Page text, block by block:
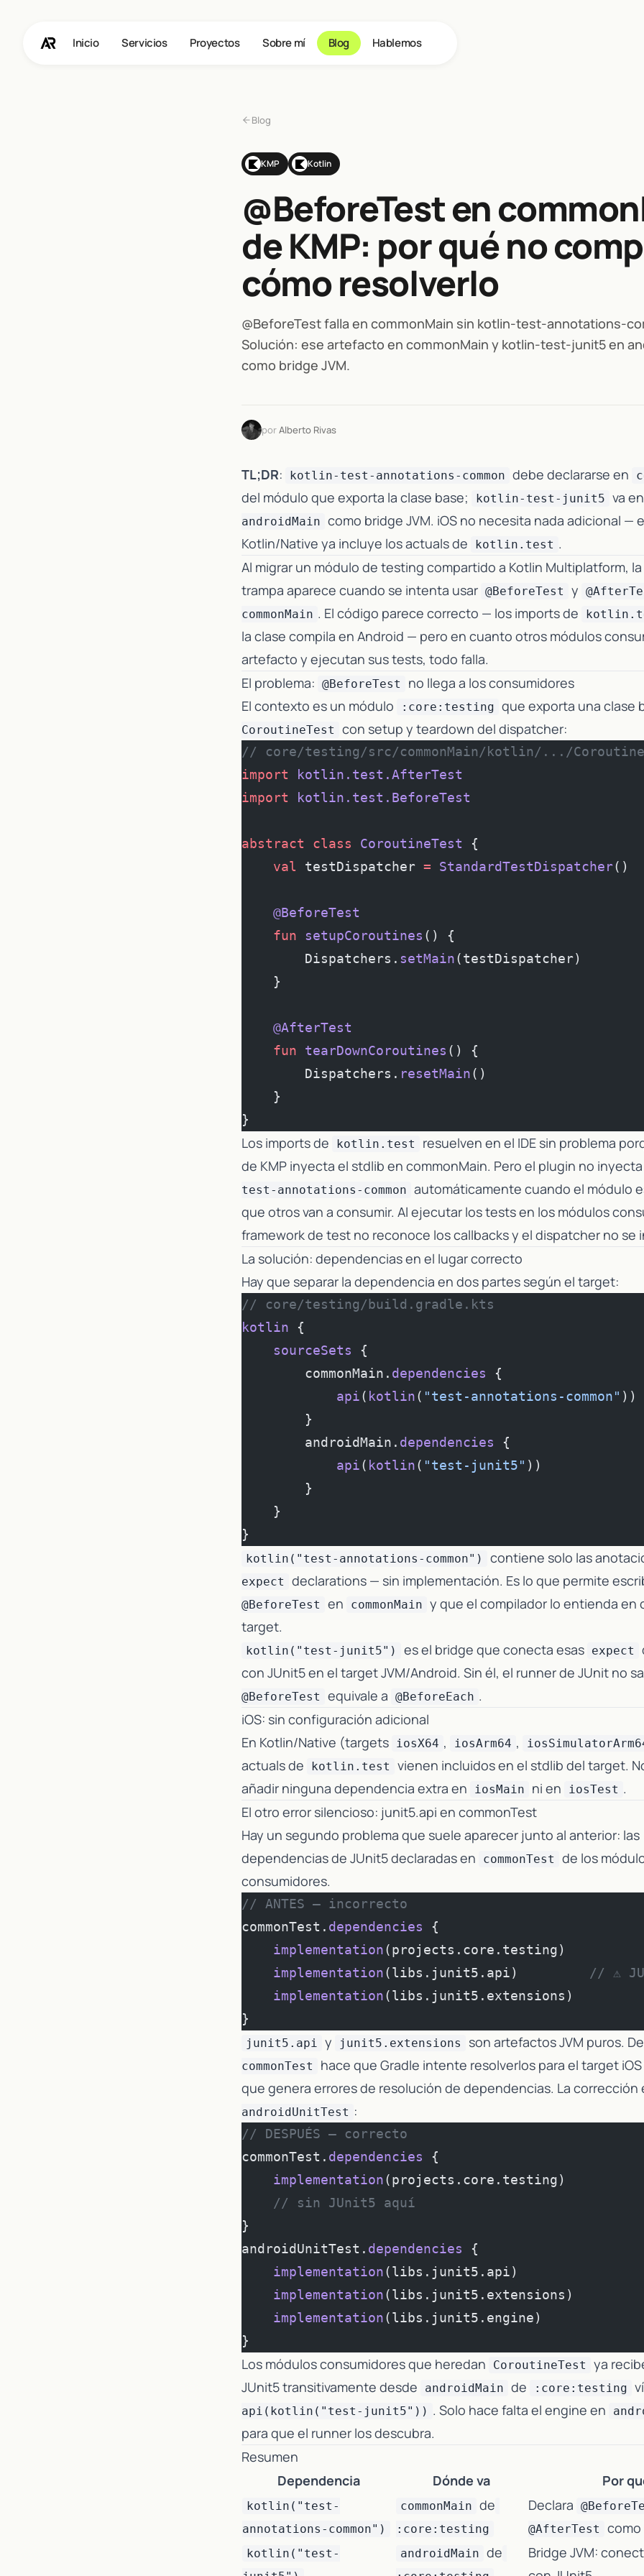
Inicio Servicios Proyectos Sobre mí Blog Hablemos
Blog
KMP Kotlin
@BeforeTest en
de KMP: por qué no
cómo resolverlo
@BeforeTest falla en commonMain sin kotlin-test-annotations-
Solución: ese artefacto en commonMain y kotlin-test-junit5 en
como bridge JVM.
porAlberto Rivas
TL;DR: kotlin-test-annotations-common debe declararse en
del módulo que exporta la clase base; kotlin-test-junit5 va en
androidMain como bridge JVM. iOS no necesita nada adicional —
Kotlin/Native ya incluye los actuals de
kotlin.test .
Al migrar un módulo de testing compartido a Kotlin Multiplatform,
trampa aparece cuando se intenta usar @BeforeTest y
commonMain . El código parece correcto — los imports de
la clase compila en Android — pero en cuanto otros módulos
artefacto y ejecutan sus tests, todo falla.
El problema: @BeforeTest
no llega a los consumidores
El contexto es un módulo
:core:testing que exporta una clase
CoroutineTest con setup y teardown del dispatcher:
// core/testing/src/commonMain/kotlin/.../
import kotlin.test.AfterTest
import kotlin.test.BeforeTest
abstract class CoroutineTest {
    val
testDispatcher = StandardTestDispatcher()
    @BeforeTest
    fun
setupCoroutines () {
        Dispatchers.
setMain(testDispatcher)
    }
    @AfterTest
    fun
tearDownCoroutines () {
        Dispatchers.
resetMain()
    }
}
Los imports de kotlin.test
resuelven en el IDE sin problema
de KMP inyecta el stdlib en commonMain. Pero el plugin no inyecta
test-annotations-common automáticamente cuando el módulo
que otros van a consumir. Al ejecutar los tests en los módulos
framework de test no reconoce los callbacks y el dispatcher no se
La solución: dependencias en el lugar correcto
Hay que separar la dependencia en dos partes según el target:
// core/testing/build.gradle.kts
kotlin {
    sourceSets
{
        commonMain.
dependencies {
            api
( kotlin( "test-annotations-common"
        }
        androidMain.
dependencies {
            api
( kotlin( "test-junit5"
        }
    }
}
kotlin("test-annotations-common") contiene solo las
expect declarations — sin implementación. Es lo que permite
@BeforeTest en commonMain y que el compilador lo entienda en
target.
kotlin("test-junit5") es el bridge que conecta esas expect
con JUnit5 en el target JVM/Android. Sin él, el runner de JUnit no
@BeforeTest equivale a @BeforeEach .
iOS: sin configuración adicional
En Kotlin/Native (targets iosX64 , iosArm64 ,
actuals de
kotlin.test
vienen incluidos en el stdlib del target.
añadir ninguna dependencia extra en
iosMain ni en iosTest .
El otro error silencioso: junit5.api en commonTest
Hay un segundo problema que suele aparecer junto al anterior: las
dependencias de JUnit5 declaradas en
commonTest
de los
consumidores.
// ANTES — incorrecto
commonTest. dependencies {
    implementation
(projects.core.testing)
    implementation
(libs.junit5.api) // ⚠️
    implementation
(libs.junit5.extensions)
}
junit5.api y junit5.extensions son artefactos JVM puros.
commonTest
hace que Gradle intente resolverlos para el target
que genera errores de resolución de dependencias. La corrección
androidUnitTest :
// DESPUÉS — correcto
commonTest. dependencies {
    implementation
(projects.core.testing)
    // sin JUnit5 aquí
}
androidUnitTest. dependencies {
    implementation
(libs.junit5.api)
    implementation
(libs.junit5.extensions)
    implementation
(libs.junit5.engine)
}
Los módulos consumidores que heredan CoroutineTest
ya
JUnit5 transitivamente desde
androidMain de :core:testing
api(kotlin("test-junit5")) . Solo hace falta el engine en
para que el runner los descubra.
Resumen
Dependencia
Dónde va Por
kotlin("test-
annotations-common")
commonMain de
:core:testing
Declara
@AfterTest como
kotlin("test-
androidMain de Bridge JVM: